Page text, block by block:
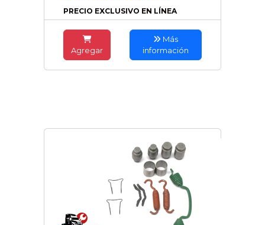
PRECIO EXCLUSIVO EN LÍNEA
Agregar
Más
información